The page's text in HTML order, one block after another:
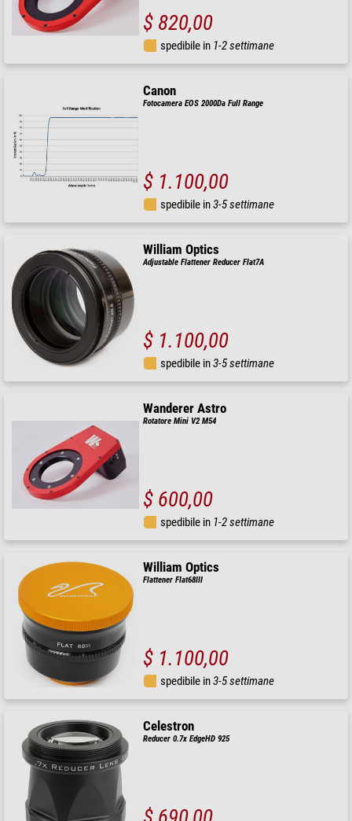
$ 820,00
spedibile in 1-2 settimane
Canon
Fotocamera EOS 2000Da Full Range
$ 1.100,00
spedibile in3-5 settimane
William Optics
Adjustable Flattener Reducer Flat7A
$ 1.100,00
spedibile in3-5 settimane
Wanderer Astro
Rotatore Mini V2 M54
$ 600,00
spedibile in 1-2 settimane
William Optics
Flattener Flat68III
$ 1.100,00
spedibile in3-5 settimane
Celestron
Reducer 0.7x EdgeHD 925